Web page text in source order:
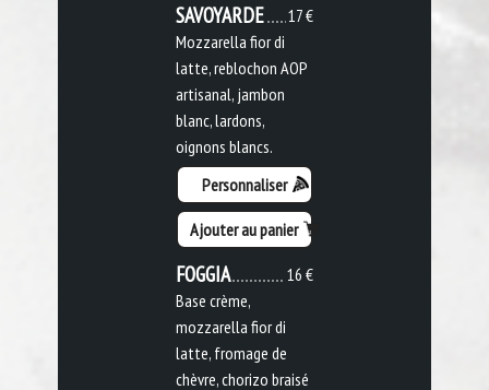
17 €
SAVOYARDE
Mozzarella fior di
latte, reblochon AOP
artisanal, jambon
blanc, lardons,
oignons blancs.
Personnaliser
Ajouter au panier
16 €
FOGGIA
Base crème,
mozzarella fior di
latte, fromage de
chèvre, chorizo braisé